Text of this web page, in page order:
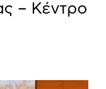
– Κέντρο